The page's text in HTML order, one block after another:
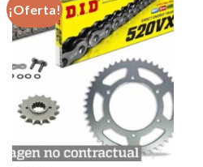
¡Oferta!
Añadir
lista de
deseos